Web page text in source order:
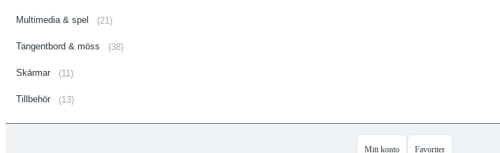
Multimedia & spel (21)
Tangentbord & möss (38)
Skärmar (11)
Tillbehör (13)
Mitt konto Favoriter